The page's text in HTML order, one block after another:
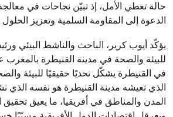
حالة تعطي الأمل، إذ تبيّن نجاحات في
الدعوة إلى المقاومة السلمية وتعزيز الحلول
يؤكّد أيوب كرير، الباحث والناشط البيئي
للبيئة والصحة في مدينة القنيطرة بالمغرب
في القنيطرة يشكّل تحديًا حقيقيًا للبيئة
الذي تعيشه مدينة القنيطرة هو نفسه الذي
المدن والمناطق في أفريقيا، ما يعيق تحقيق